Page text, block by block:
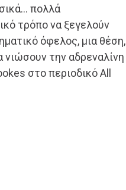
πολλά
τρόπο να ξεγελούν
όφελος, μια θέση,
νιώσουν την αδρεναλίνη
στο περιοδικό All